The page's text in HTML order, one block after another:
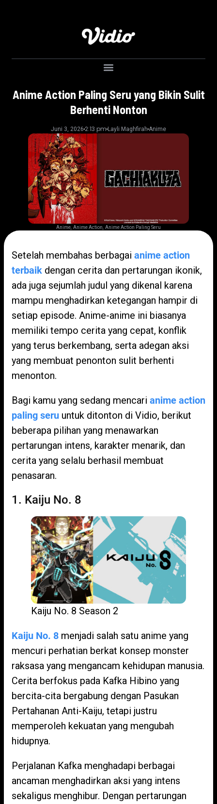
Anime Action Paling Seru yang Bikin Sulit
Berhenti Nonton
Juni 3, 2026 2:13 pm Layli Maghfirah Anime
Anime, Anime Action, Anime Action Paling Seru
Setelah membahas berbagai anime action
terbaik dengan cerita dan pertarungan ikonik,
ada juga sejumlah judul yang dikenal karena
mampu menghadirkan ketegangan hampir di
setiap episode. Anime-anime ini biasanya
memiliki tempo cerita yang cepat, konflik
yang terus berkembang, serta adegan aksi
yang membuat penonton sulit berhenti
menonton.
Bagi kamu yang sedang mencari anime action
paling seru untuk ditonton di Vidio, berikut
beberapa pilihan yang menawarkan
pertarungan intens, karakter menarik, dan
cerita yang selalu berhasil membuat
penasaran.
1. Kaiju No. 8
Kaiju No. 8 Season 2
Kaiju No. 8 menjadi salah satu anime yang
mencuri perhatian berkat konsep monster
raksasa yang mengancam kehidupan manusia.
Cerita berfokus pada Kafka Hibino yang
bercita-cita bergabung dengan Pasukan
Pertahanan Anti-Kaiju, tetapi justru
memperoleh kekuatan yang mengubah
hidupnya.
Perjalanan Kafka menghadapi berbagai
ancaman menghadirkan aksi yang intens
sekaligus menghibur. Dengan pertarungan